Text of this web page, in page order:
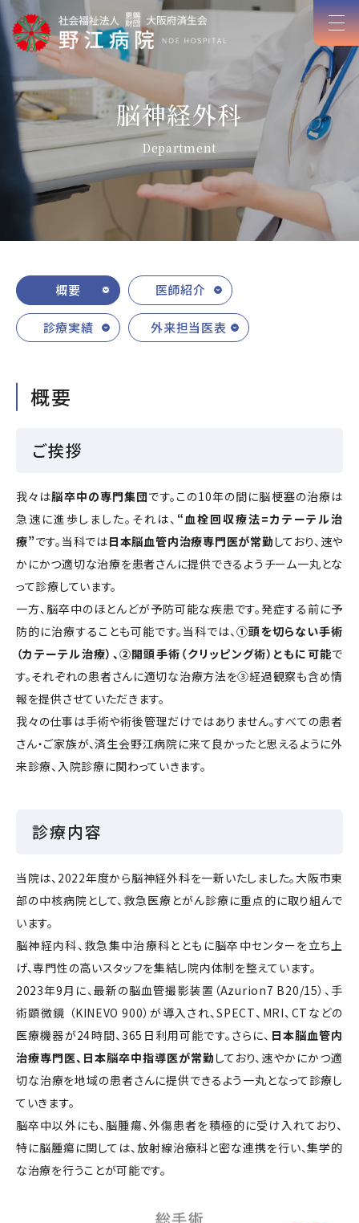
脳神経外科
Department
概要 医師紹介
診療実績 外来担当医表
概要
ご挨拶
我々は脳卒中の専門集団です。この10年の間に脳梗塞の治療は
急速に進歩しました。それは、 “血栓回収療法=カテーテル治
療”です。当科では日本脳血管内治療専門医が常勤 しており、速や
かにかつ適切な治療を患者さんに提供できるようチーム一丸とな
って診療しています。
一方、脳卒中のほとんどが予防可能な疾患です。発症する前に予
防的に治療することも可能です。当科では、①頭を切らない手術
（カテーテル治療）、②開頭手術（クリッピング術）ともに可能で
す。それぞれの患者さんに適切な治療方法を③経過観察も含め情
報を提供させていただきます。
我々の仕事は手術や術後管理だけではありません。すべての患者
さん・ご家族が、済生会野江病院に来て良かったと思えるように外
来診療、入院診療に関わっていきます。
診療内容
当院は、2022年度から脳神経外科を一新いたしました。大阪市東
部の中核病院として、救急医療とがん診療に重点的に取り組んで
います。
脳神経内科、救急集中治療科とともに脳卒中センターを立ち上
げ、専門性の高いスタッフを集結し院内体制を整えています。
2023年9月に、最新の脳血管撮影装置（Azurion7 B20/15）、手
術顕微鏡 （KINEVO 900）が導入され、SPECT、MRI、CTなどの
医療機器が24時間、365日利用可能です。さらに、 日本脳血管内
治療専門医、日本脳卒中指導医が常勤 しており、速やかにかつ適
切な治療を地域の患者さんに提供できるよう一丸となって診療し
ていきます。
脳卒中以外にも、脳腫瘍、外傷患者を積極的に受け入れており、
特に脳腫瘍に関しては、放射線治療科と密な連携を行い、集学的
な治療を行うことが可能です。